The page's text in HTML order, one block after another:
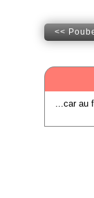
<<
...car au